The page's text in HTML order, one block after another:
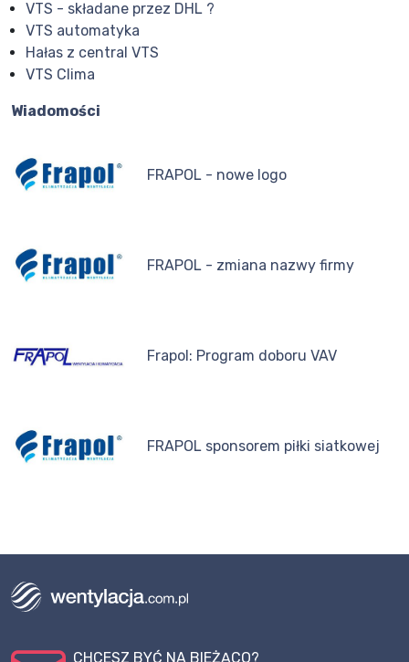
VTS - składane przez DHL ?
VTS automatyka
Hałas z central VTS
VTS Clima
Wiadomości
FRAPOL - nowe logo
FRAPOL - zmiana nazwy firmy
Frapol: Program doboru VAV
FRAPOL sponsorem piłki siatkowej
CHCESZ BYĆ NA BIEŻĄCO?